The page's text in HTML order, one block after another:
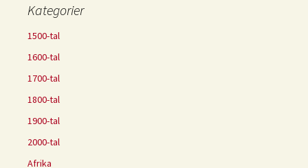
Kategorier
1500-tal
1600-tal
1700-tal
1800-tal
1900-tal
2000-tal
Afrika